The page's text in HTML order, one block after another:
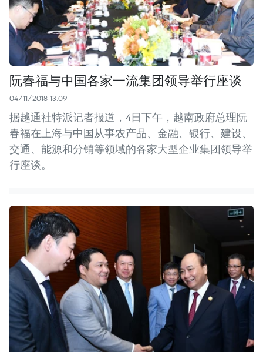
阮春福与中国各家一流集团领导举行座谈
04/11/2018 13:09
据越通社特派记者报道，4日下午，越南政府总理阮
春福在上海与中国从事农产品、金融、银行、建设、
交通、能源和分销等领域的各家大型企业集团领导举
行座谈。